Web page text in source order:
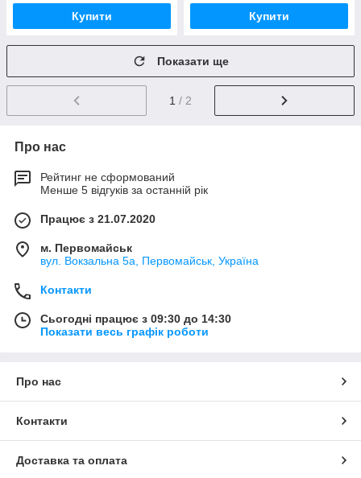
Купити Купити
Показати ще
1 / 2
Про нас
Рейтинг не сформований
Менше 5 відгуків за останній рік
Працює з 21.07.2020
м. Первомайськ
вул. Вокзальна 5а, Первомайськ, Україна
Контакти
Сьогодні працює з 09:30 до 14:30
Показати весь графік роботи
Про нас
Контакти
Доставка та оплата